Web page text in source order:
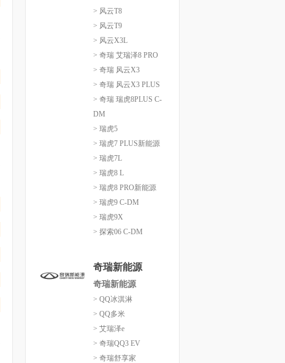
> 风云T8
> 风云T9
> 风云X3L
> 奇瑞 艾瑞泽8 PRO
> 奇瑞 风云X3
> 奇瑞 风云X3 PLUS
> 奇瑞 瑞虎8PLUS C-
DM
> 瑞虎5
> 瑞虎7 PLUS新能源
> 瑞虎7L
> 瑞虎8 L
> 瑞虎8 PRO新能源
> 瑞虎9 C-DM
> 瑞虎9X
> 探索06 C-DM
奇瑞新能源
奇瑞新能源
> QQ冰淇淋
> QQ多米
> 艾瑞泽e
> 奇瑞QQ3 EV
> 奇瑞舒享家